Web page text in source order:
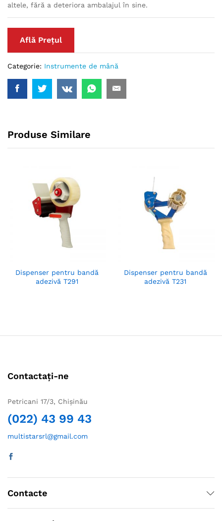
altele, fără a deteriora ambalajul în sine.
Află Prețul
Categorie: Instrumente de mână
Produse Similare
Dispenser pentru bandă
adezivă T291
Dispenser pentru bandă
adezivă T231
Contactați-ne
Petricani 17/3, Chișinău
(022) 43 99 43
multistarsrl@gmail.com
Contacte